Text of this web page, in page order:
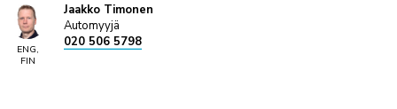
ENG,
FIN
Jaakko Timonen
Automyyjä
020 506 5798